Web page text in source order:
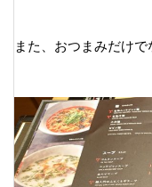
また、おつまみだけで